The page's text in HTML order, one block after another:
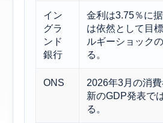
イン
グラ
ンド
銀行
金利は3.75％に
は依然として目
ルギーショック
る。
ONS
2026年3月の消費
新のGDP発表で
る。